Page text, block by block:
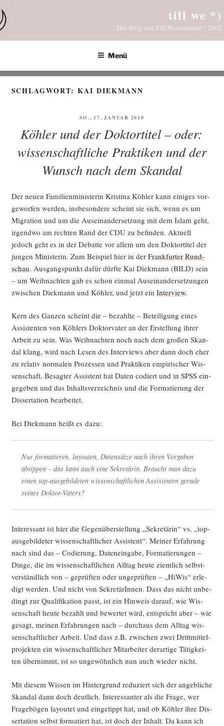
Inhalt
springen
till we *)
Das Blog von Till Westermayer * 2002
Menü
SCHLAGWORT:KAI DIEKMANN
VERÖFFENTLICHT
SO., 17. JANUAR 2010
Köhler und der Doktortitel – oder:
wissenschaftliche Praktiken und der
Wunsch nach dem Skandal
Der neu­en Fami­li­en­mi­nis­te­rin Kris­ti­na Köh­ler kann eini­ges vor­
ge­wor­fen wer­den, ins­be­son­de­re scheint sie sich, wenn es um
Migra­ti­on und um die Aus­ein­an­der­set­zung mit dem Islam geht,
irgend­wo am rech­ten Rand der CDU zu befin­den. Aktu­ell
jedoch geht es in der Debat­te vor allem um den Dok­tor­ti­tel der
jun­gen Minis­te­rin. Zum Bei­spiel hier in der Frank­fur­ter Rund­
schau. Aus­gangs­punkt dafür dürf­te Kai Diek­mann (BILD) sein
– um Weih­nach­ten gab es schon ein­mal Aus­ein­an­der­set­zun­gen
zwi­schen Diek­mann und Köh­ler, und jetzt ein Inter­view.
Kern des Gan­zen scheint die – bezahl­te – Betei­li­gung eines
Assis­ten­ten von Köh­lers Dok­tor­va­ter an der Erstel­lung ihrer
Arbeit zu sein. Was Weih­nach­ten noch nach dem gro­ßen Skan­
dal klang, wird nach Lesen des Inter­views aber dann doch eher
zu rela­tiv nor­ma­len Pro­zes­sen und Prak­ti­ken empi­ri­scher Wis­
sen­schaft. Besag­ter Assis­tent hat Daten codiert und in SPSS ein­
ge­ge­ben und das Inhalts­ver­zeich­nis und die For­ma­tie­rung der
Dis­ser­ta­ti­on bearbeitet.
Bei Diek­mann heißt es dazu:
Nur for­ma­tie­ren, lay­ou­ten, Daten­sät­ze nach ihren Vor­ga­ben
abtip­pen – das kann auch eine Sekre­tä­rin. Braucht man dazu
einen top-aus­ge­bil­de­ten wis­sen­schaft­li­chen Assis­ten­ten gera­de
sei­nes Doktor-Vaters?
Inter­es­sant ist hier die Gegen­über­stel­lung „Sekre­tä­rin“ vs. „top-
aus­ge­bil­de­ter wis­sen­schaft­li­cher Assis­tent“. Mei­ner Erfah­rung
nach sind das – Codie­rung, Daten­ein­ga­be, For­ma­tie­run­gen –
Din­ge, die im wis­sen­schaft­li­chen All­tag heu­te ziem­lich selbst­
ver­ständ­lich von – geprüf­ten oder unge­prüf­ten – „HiWis“ erle­
digt wer­den. Und nicht von Sekre­tä­rIn­nen. Dass das nicht unbe­
dingt zur Qua­li­fi­ka­ti­on passt, ist ein Hin­weis dar­auf, wie Wis­
sen­schaft heu­te bezahlt und bewer­tet wird, ent­spricht aber – wie
gesagt, mei­nen Erfah­run­gen nach – durch­aus dem All­tag wis­
sen­schaft­li­cher Arbeit. Und dass z.B. zwi­schen zwei Dritt­mit­tel­
pro­jek­ten ein wis­sen­schaft­li­cher Mit­ar­bei­ter der­ar­ti­ge Tätig­kei­
ten über­nimmt, ist so unge­wöhn­lich nun auch wie­der nicht.
Mit die­sem Wis­sen im Hin­ter­grund redu­ziert sich der angeb­li­che
Skan­dal dann doch deut­lich. Inter­es­san­ter als die Fra­ge, wer
Fra­ge­bö­gen lay­outet und ein­ge­tippt hat, und ob Köh­ler ihre Dis­
ser­ta­ti­on selbst for­ma­tiert hat, ist doch der Inhalt. Da kann ich